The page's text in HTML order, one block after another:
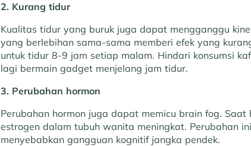
2. Kurang tidur
Kualitas tidur yang buruk juga dapat mengganggu
yang berlebihan sama-sama memberi efek yang
untuk tidur 8-9 jam setiap malam. Hindari konsumsi
lagi bermain gadget menjelang jam tidur.
3. Perubahan hormon
Perubahan hormon juga dapat memicu brain fog.
estrogen dalam tubuh wanita meningkat. Perubahan
menyebabkan gangguan kognitif jangka pendek.